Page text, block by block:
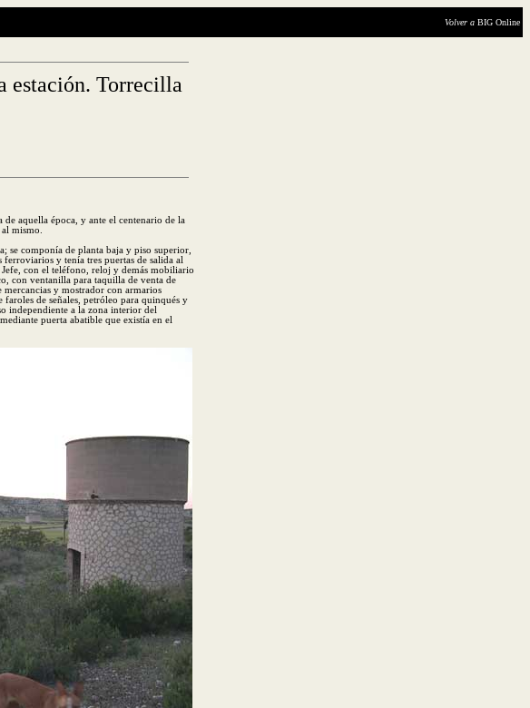
Volver a BIG Online
estación. Torrecilla
aquella época, y ante el centenario de la
mismo.
se componía de planta baja y piso superior,
y tenía tres puertas de salida al
con el teléfono, reloj y demás mobiliario
con ventanilla para taquilla de venta de
mercancias y mostrador con armarios
faroles de señales, petróleo para quinqués y
independiente a la zona interior del
puerta abatible que existía en el